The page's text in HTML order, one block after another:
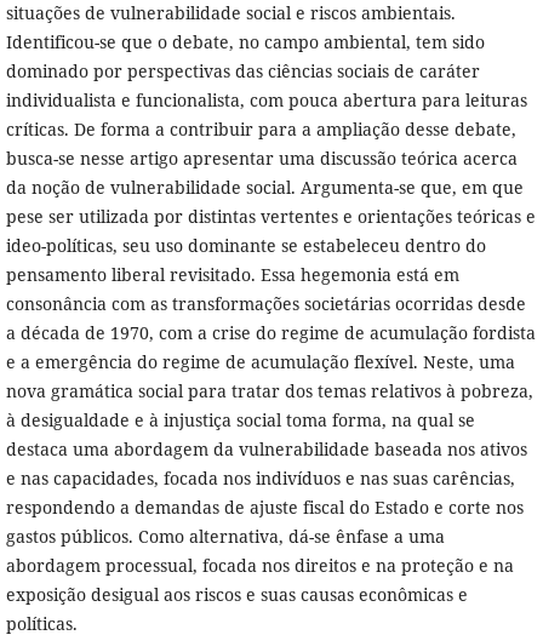
situações de vulnerabilidade social e riscos ambientais.
Identificou-se que o debate, no campo ambiental, tem sido
dominado por perspectivas das ciências sociais de caráter
individualista e funcionalista, com pouca abertura para leituras
críticas. De forma a contribuir para a ampliação desse debate,
busca-se nesse artigo apresentar uma discussão teórica acerca
da noção de vulnerabilidade social. Argumenta-se que, em que
pese ser utilizada por distintas vertentes e orientações teóricas e
ideo-políticas, seu uso dominante se estabeleceu dentro do
pensamento liberal revisitado. Essa hegemonia está em
consonância com as transformações societárias ocorridas desde
a década de 1970, com a crise do regime de acumulação fordista
e a emergência do regime de acumulação flexível. Neste, uma
nova gramática social para tratar dos temas relativos à pobreza,
à desigualdade e à injustiça social toma forma, na qual se
destaca uma abordagem da vulnerabilidade baseada nos ativos
e nas capacidades, focada nos indivíduos e nas suas carências,
respondendo a demandas de ajuste fiscal do Estado e corte nos
gastos públicos. Como alternativa, dá-se ênfase a uma
abordagem processual, focada nos direitos e na proteção e na
exposição desigual aos riscos e suas causas econômicas e
políticas.